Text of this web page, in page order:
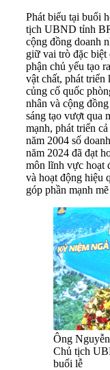
Phát biểu tại buổi
tịch UBND tỉnh
cộng đồng doanh
giữ vai trò đặc
phận chủ yếu tạo
vật chất, phát triển
củng cố quốc
nhân và cộng
sáng tạo vượt qua
mạnh, phát triển
năm 2004 số
năm 2024 đã đạt
môn lĩnh vực hoạt
và hoạt động hiệu
góp phần mạnh
Ông
Chủ tịch
buổi lễ